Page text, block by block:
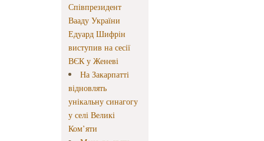
Співпрезидент
Вааду України
Едуард Шифрін
виступив на сесії
ВЄК у Женеві
На Закарпатті
відновлять
унікальну синагогу
у селі Великі
Ком’яти